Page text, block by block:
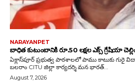
NARAYANPET
బాధిత కుటుంబానికి రూ.50 లక్షల ఎక్స్ గ్రేషియా
ఏక్లాస్‌పూర్ ప్రభుత్వ పాఠశాలలో పాము కాటుకు గురై
బలరాం CITU జిల్లా కార్యదర్శి మన భారత్...
August 7, 2026